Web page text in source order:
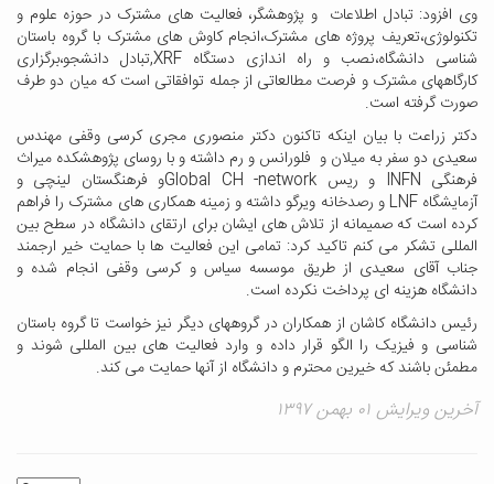
وی افزود: تبادل اطلاعات و پژوهشگر، فعالیت های مشترک در حوزه علوم و
تکنولوژی،تعریف پروژه های مشترک،انجام کاوش های مشترک با گروه باستان
شناسی دانشگاه،نصب و راه اندازی دستگاه XRF,تبادل دانشجو،برگزاری
کارگاههای مشترک و فرصت مطالعاتی از جمله توافقاتی است که میان دو طرف
صورت گرفته است.
دکتر زراعت با بیان اینکه تاکنون دکتر منصوری مجری کرسی وقفی مهندس
سعیدی دو سفر به میلان و فلورانس و رم داشته و با روسای پژوهشکده میراث
فرهنگی INFN و ریس Global CH -networkو فرهنگستان لینچی و
آزمایشگاهLNF و رصدخانه ویرگو داشته و زمینه همکاری های مشترک را فراهم
کرده است که صمیمانه از تلاش های ایشان برای ارتقای دانشگاه در سطح بین
المللی تشکر می کنم تاکید کرد: تمامی این فعالیت ها با حمایت خیر ارجمند
جناب آقای سعیدی از طریق موسسه سیاس و کرسی وقفی انجام شده و
دانشگاه هزینه ای پرداخت نکرده است.
رئیس دانشگاه کاشان از همکاران در گروههای دیگر نیز خواست تا گروه باستان
شناسی و فیزیک را الگو قرار داده و وارد فعالیت های بین المللی شوند و
مطمئن باشند که خیرین محترم و دانشگاه از آنها حمایت می کند.
آخرین ویرایش ۰۱ بهمن ۱۳۹۷